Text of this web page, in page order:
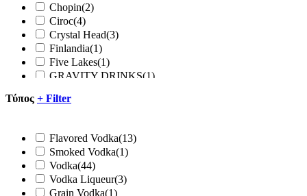
Chopin(2)
Ciroc(4)
Crystal Head(3)
Finlandia(1)
Five Lakes(1)
GRAVITY DRINKS(1)
Grey Goose
PARLIAMENT PRODACTIONS
Russian Standard(2)
Serkova(2)
Skky(1)
Τύπος + Filter
Flavored Vodka(13)
Smoked Vodka(1)
Vodka(44)
Vodka Liqueur(3)
Grain Vodka(1)